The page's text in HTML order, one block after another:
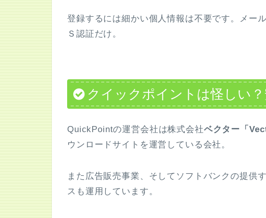
登録するには細かい個人情報は不要です。メー
Ｓ認証だけ。
クイックポイントは怪しい？
QuickPointの運営会社は株式会社ベクター「
ウンロードサイトを運営している会社。
また広告販売事業、そしてソフトバンクの提供
スも運用しています。